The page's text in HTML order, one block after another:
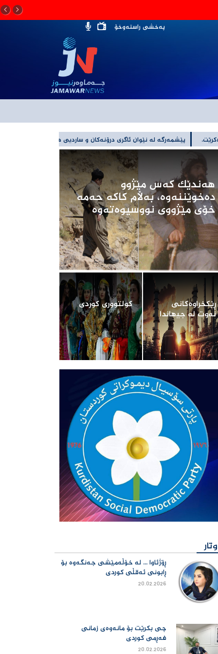
پەخشی راستەوخۆ
هەندێک کەس مێژوو
دەخوێننەوە، بەڵام کاکە حەمە
خۆی مێژووی نووسیوەتەوە
کولتووری کوردی‌
ڕێکخراوەکانی
نەوت لە جیھاندا‌
وتار
ڕۆژئاوا ... لە خۆڵەمێشی جەنگەوە بۆ
ڕابونی ئەقڵی کوردی
20.02.2026
چی بكرێت بۆ مانەوەی زمانی
فەڕمی كوردی
20.02.2026
وتار